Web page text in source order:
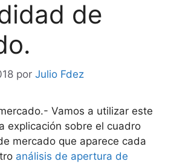
de
por Julio Fdez
Vamos a utilizar este
explicación sobre el cuadro
mercado que aparece cada
análisis de apertura de